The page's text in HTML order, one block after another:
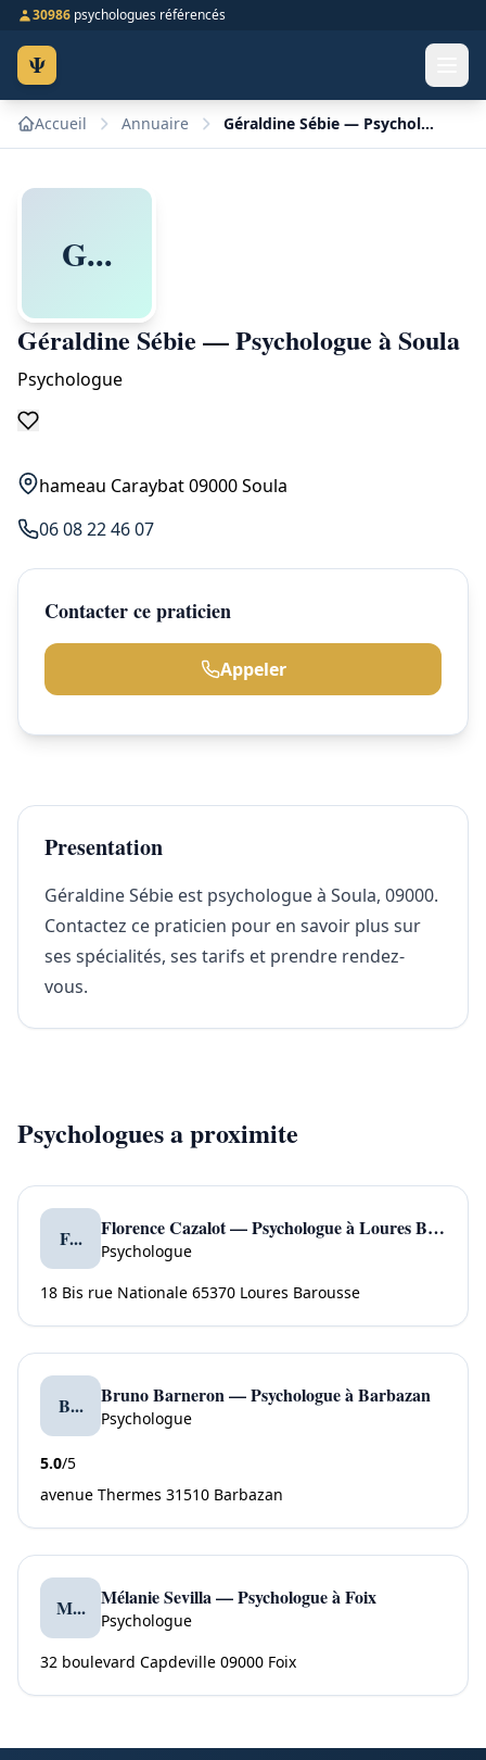
30986 psychologues référencés
Ψ
Accueil Annuaire Géraldine Sébie — Psychologue à Soula
G...
Géraldine Sébie — Psychologue à Soula
Psychologue
hameau Caraybat 09000 Soula
06 08 22 46 07
Contacter ce praticien
Appeler
Presentation
Géraldine Sébie est psychologue à Soula, 09000.
Contactez ce praticien pour en savoir plus sur
ses spécialités, ses tarifs et prendre rendez-
vous.
Psychologues a proximite
F... Florence Cazalot — Psychologue à Loures Barousse
Psychologue
18 Bis rue Nationale 65370 Loures Barousse
B... Bruno Barneron — Psychologue à Barbazan
Psychologue
5.0/5
avenue Thermes 31510 Barbazan
M... Mélanie Sevilla — Psychologue à Foix
Psychologue
32 boulevard Capdeville 09000 Foix